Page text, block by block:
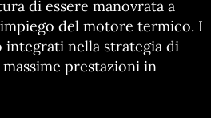
di essere manovrata a
del motore termico. I
nella strategia di
prestazioni in